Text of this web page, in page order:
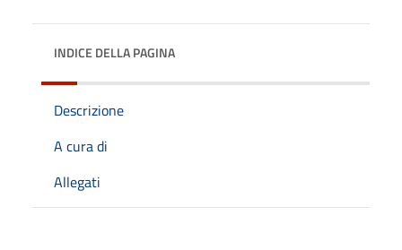
INDICE DELLA PAGINA
Descrizione
A cura di
Allegati